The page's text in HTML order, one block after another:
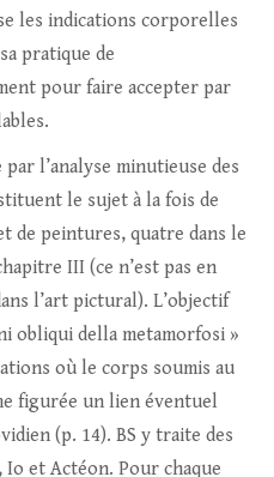
les indications corporelles
pratique de
pour faire accepter par
l’analyse minutieuse des
le sujet à la fois de
de peintures, quatre dans le
III (ce n’est pas en
l’art pictural). L’objectif
obliqui della metamorfosi »
où le corps soumis au
figurée un lien éventuel
(p. 14). BS y traite des
et Actéon. Pour chaque